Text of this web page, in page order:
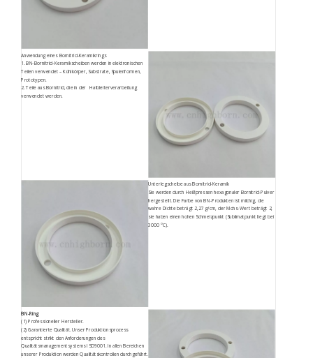
Anwendung eines Bornitrid-Keramikrings
1. BN-Bornitrid-Keramikscheiben werden in elektronischen
Teilen verwendet – Kühlkörper, Substrate, Spulenformen,
Prototypen.
2. Teile aus Bornitrid, die in der Halbleiterverarbeitung
verwendet werden.
Unterlegscheibe aus Bornitrid-Keramik
Sie werden durch Heißpressen hexagonaler Bornitrid-Pulver
hergestellt. Die Farbe von BN-Produkten ist milchig, die
wahre Dichte beträgt 2,27 g/cm, der Mohs-Wert beträgt 2,
sie haben einen hohen Schmelzpunkt (Sublimatpunkt liegt bei
3000 °C).
BN-Ring
(1) Professioneller Hersteller.
(2) Garantierte Qualität. Unser Produktionsprozess
entspricht strikt den Anforderungen des
Qualitätsmanagementsystems ISO9001. In allen Bereichen
unserer Produktion werden Qualitätskontrollen durchgeführt.